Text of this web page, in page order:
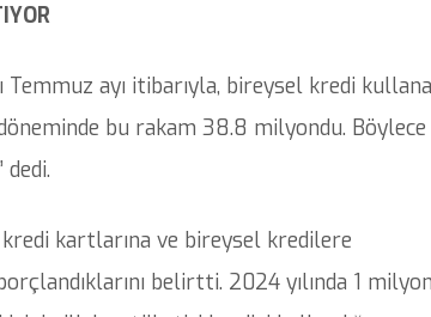
ayı itibarıyla, bireysel kredi
bu rakam 38.8 milyondu. Böylece
kredi kartlarına ve bireysel kredilere
belirtti. 2024 yılında 1